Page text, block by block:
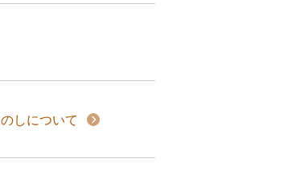
のしについて